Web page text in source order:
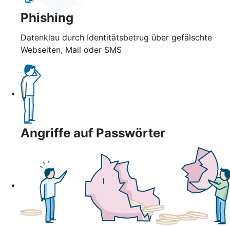
Phishing
Datenklau durch Identitätsbetrug über gefälschte
Webseiten, Mail oder SMS
Angriffe auf Passwörter